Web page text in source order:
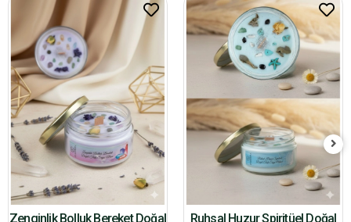
Zenginlik Bolluk Bereket Doğal
Ruhsal Huzur Spiritüel Doğal